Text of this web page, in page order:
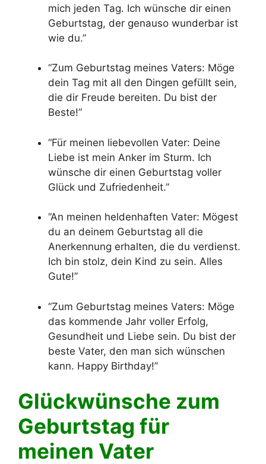
mich jeden Tag. Ich wünsche dir einen
Geburtstag, der genauso wunderbar ist
wie du.”
“Zum Geburtstag meines Vaters: Möge
dein Tag mit all den Dingen gefüllt sein,
die dir Freude bereiten. Du bist der
Beste!”
“Für meinen liebevollen Vater: Deine
Liebe ist mein Anker im Sturm. Ich
wünsche dir einen Geburtstag voller
Glück und Zufriedenheit.”
“An meinen heldenhaften Vater: Mögest
du an deinem Geburtstag all die
Anerkennung erhalten, die du verdienst.
Ich bin stolz, dein Kind zu sein. Alles
Gute!”
“Zum Geburtstag meines Vaters: Möge
das kommende Jahr voller Erfolg,
Gesundheit und Liebe sein. Du bist der
beste Vater, den man sich wünschen
kann. Happy Birthday!”
Glückwünsche zum
Geburtstag für
meinen Vater